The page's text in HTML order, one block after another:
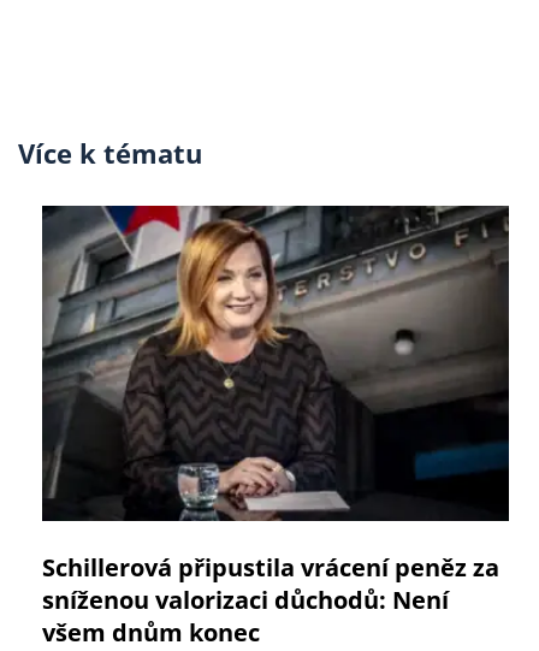
Více k tématu
Schillerová připustila vrácení peněz za
sníženou valorizaci důchodů: Není
všem dnům konec